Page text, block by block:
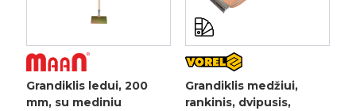
Grandiklis ledui, 200
mm, su mediniu
Grandiklis medžiui,
rankinis, dvipusis,